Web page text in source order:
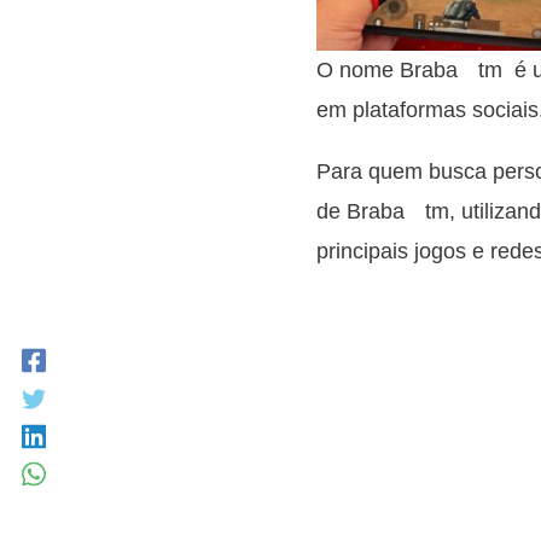
O nome Brabaﾠtm é
em plataformas
Para quem busca
de Brabaﾠtm,
principais jogos e